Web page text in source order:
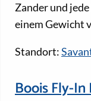
Zander und
einem Gewicht
Standort:
Boois Fly-In